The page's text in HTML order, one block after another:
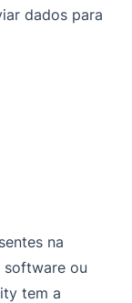
dados para
na
software ou
tem a